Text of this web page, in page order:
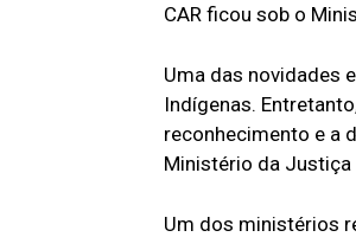
CAR ficou sob o
Uma das novidades
Indígenas.
reconhecimento e a
Ministério da Justiça
Um dos ministérios